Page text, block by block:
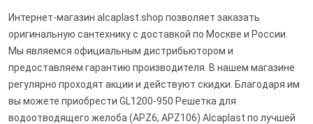
Интернет-магазин alcaplast.shop позволяет заказать
оригинальную сантехнику с доставкой по Москве и России.
Мы являемся официальным дистрибьютором и
предоставляем гарантию производителя. В нашем магазине
регулярно проходят акции и действуют скидки. Благодаря им
вы можете приобрести GL1200-950 Решетка для
водоотводящего желоба (APZ6, APZ106) Alcaplast по лучшей